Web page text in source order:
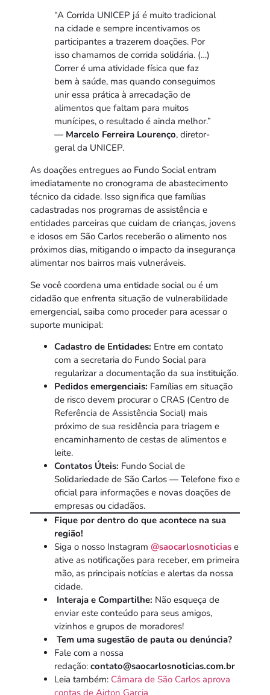
“A Corrida UNICEP já é muito tradicional
na cidade e sempre incentivamos os
participantes a trazerem doações. Por
isso chamamos de corrida solidária. (…)
Correr é uma atividade física que faz
bem à saúde, mas quando conseguimos
unir essa prática à arrecadação de
alimentos que faltam para muitos
munícipes, o resultado é ainda melhor.”
— Marcelo Ferreira Lourenço, diretor-
geral da UNICEP.
As doações entregues ao Fundo Social entram
imediatamente no cronograma de abastecimento
técnico da cidade. Isso significa que famílias
cadastradas nos programas de assistência e
entidades parceiras que cuidam de crianças, jovens
e idosos em São Carlos receberão o alimento nos
próximos dias, mitigando o impacto da insegurança
alimentar nos bairros mais vulneráveis.
Se você coordena uma entidade social ou é um
cidadão que enfrenta situação de vulnerabilidade
emergencial, saiba como proceder para acessar o
suporte municipal:
Cadastro de Entidades: Entre em contato
com a secretaria do Fundo Social para
regularizar a documentação da sua instituição.
Pedidos emergenciais: Famílias em situação
de risco devem procurar o CRAS (Centro de
Referência de Assistência Social) mais
próximo de sua residência para triagem e
encaminhamento de cestas de alimentos e
leite.
Contatos Úteis: Fundo Social de
Solidariedade de São Carlos — Telefone fixo e
oficial para informações e novas doações de
empresas ou cidadãos.
Fique por dentro do que acontece na sua
região!
Siga o nosso Instagram @saocarlosnoticias e
ative as notificações para receber, em primeira
mão, as principais notícias e alertas da nossa
cidade.
Interaja e Compartilhe: Não esqueça de
enviar este conteúdo para seus amigos,
vizinhos e grupos de moradores!
Tem uma sugestão de pauta ou denúncia?
Fale com a nossa
redação: contato@saocarlosnoticias.com.br
Leia também: Câmara de São Carlos aprova